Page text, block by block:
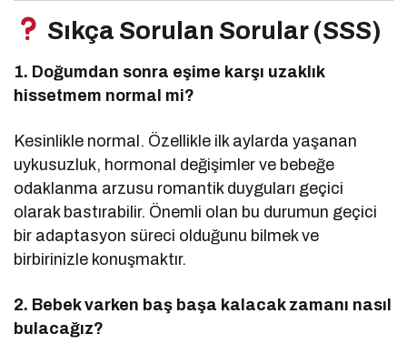
Sıkça Sorulan Sorular (SSS)
1. Doğumdan sonra eşime karşı uzaklık
hissetmem normal mi?
Kesinlikle normal. Özellikle ilk aylarda yaşanan
uykusuzluk, hormonal değişimler ve bebeğe
odaklanma arzusu romantik duyguları geçici
olarak bastırabilir. Önemli olan bu durumun geçici
bir adaptasyon süreci olduğunu bilmek ve
birbirinizle konuşmaktır.
2. Bebek varken baş başa kalacak zamanı nasıl
bulacağız?